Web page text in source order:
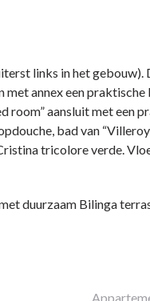
links in het
annex een praktische
aansluit met een
bad van
tricolore verde.
duurzaam Bilinga